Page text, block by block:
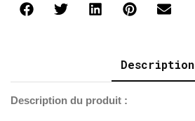
Description
Description du produit :